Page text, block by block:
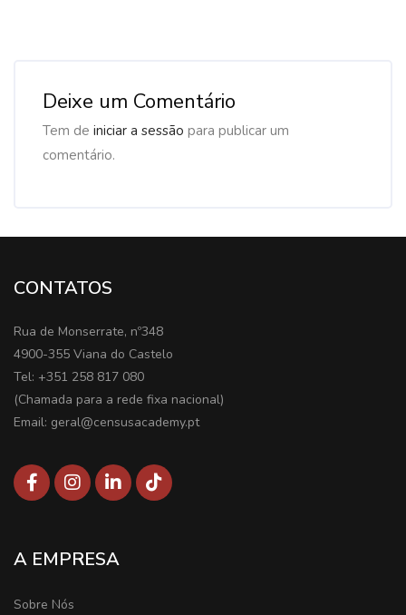
Deixe um Comentário
Tem de iniciar a sessão para publicar um
comentário.
CONTATOS
Rua de Monserrate, nº348
4900-355 Viana do Castelo
Tel: +351 258 817 080
(Chamada para a rede fixa nacional)
Email: geral@censusacademy.pt
A EMPRESA
Sobre Nós